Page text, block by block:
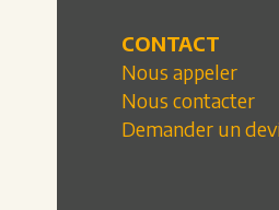
CONTACT
Nous appeler
Nous contacter
Demander un